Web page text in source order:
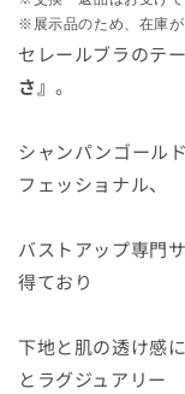
ロ
の
量
を
ら
す
ロ
ン
量
や
※展示品のため、在庫
セレールブラのテ
さ』。
シャンパンゴール
フェッショナル、
バストアップ専門
得ており
下地と肌の透け感
とラグジュアリー